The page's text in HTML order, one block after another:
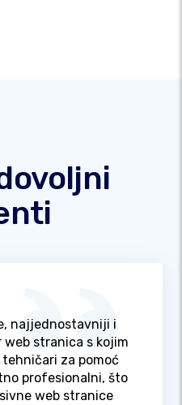
najjednostavniji i
stranica s kojim
za pomoć
profesionalni, što
web stranice